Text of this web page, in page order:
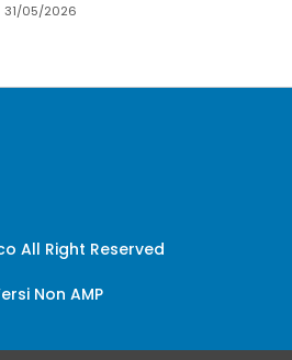
31/05/2026
All Right Reserved
Non AMP